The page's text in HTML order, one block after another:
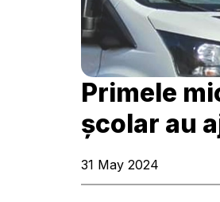
Primele
școlar au
31 May 2024